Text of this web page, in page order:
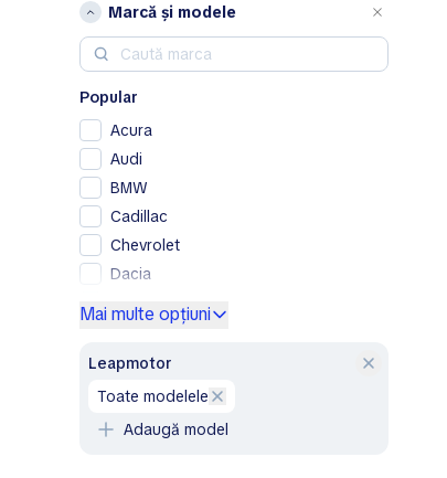
Marcă și modele
Popular
Acura
Audi
BMW
Cadillac
Chevrolet
Dacia
GMC
Honda
Mai multe opțiuni
Leapmotor
toate modelele
Adaugă model